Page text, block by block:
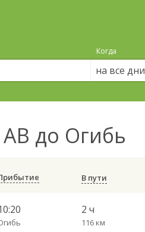
Когда
на все дни
до Огибь
В пути
2 ч
116 км